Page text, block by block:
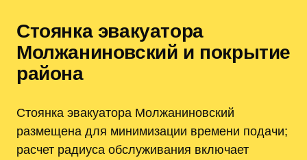
Стоянка эвакуатора
Молжаниновский и покрытие
района
Стоянка эвакуатора Молжаниновский
размещена для минимизации времени подачи;
расчет радиуса обслуживания включает